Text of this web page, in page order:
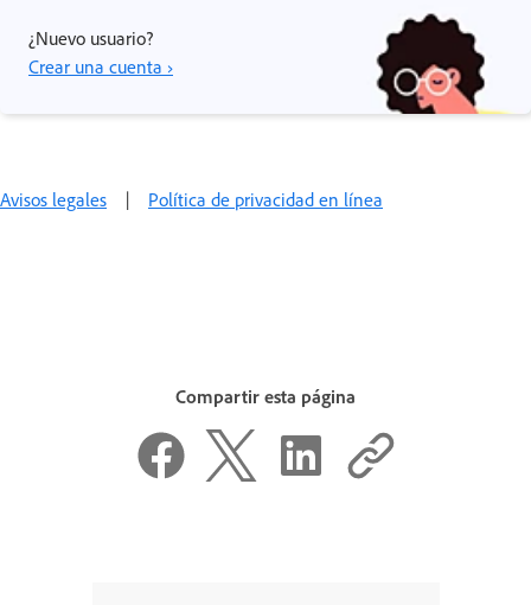
¿Nuevo usuario?
Crear una cuenta ›
Avisos legales | Política de privacidad en línea
Compartir esta página